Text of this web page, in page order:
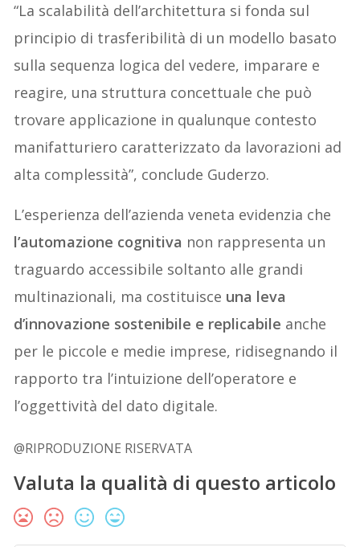
“La scalabilità dell’architettura si fonda sul
principio di trasferibilità di un modello basato
sulla sequenza logica del vedere, imparare e
reagire, una struttura concettuale che può
trovare applicazione in qualunque contesto
manifatturiero caratterizzato da lavorazioni ad
alta complessità”, conclude Guderzo.
L’esperienza dell’azienda veneta evidenzia che
l’automazione cognitiva non rappresenta un
traguardo accessibile soltanto alle grandi
multinazionali, ma costituisce una leva
d’innovazione sostenibile e replicabile anche
per le piccole e medie imprese, ridisegnando il
rapporto tra l’intuizione dell’operatore e
l’oggettività del dato digitale.
@RIPRODUZIONE RISERVATA
Valuta la qualità di questo articolo